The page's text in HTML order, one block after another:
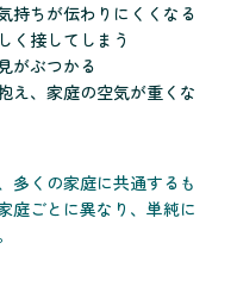
持ちが伝わりにくくなる
く接してしまう
がぶつかる
え、家庭の空気が重くな
多くの家庭に共通するも
庭ごとに異なり、単純に